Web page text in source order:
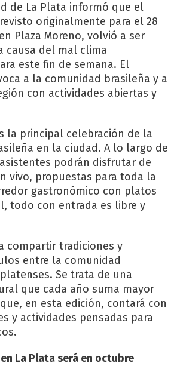
de La Plata informó que el
originalmente para el 28
Plaza Moreno, volvió a ser
causa del mal clima
este fin de semana. El
a la comunidad brasileña y a
con actividades abiertas y
la principal celebración de la
en la ciudad. A lo largo de
podrán disfrutar de
vivo, propuestas para toda la
gastronómico con platos
todo con entrada es libre y
compartir tradiciones y
entre la comunidad
Se trata de una
que cada año suma mayor
en esta edición, contará con
y actividades pensadas para
La Plata será en octubre